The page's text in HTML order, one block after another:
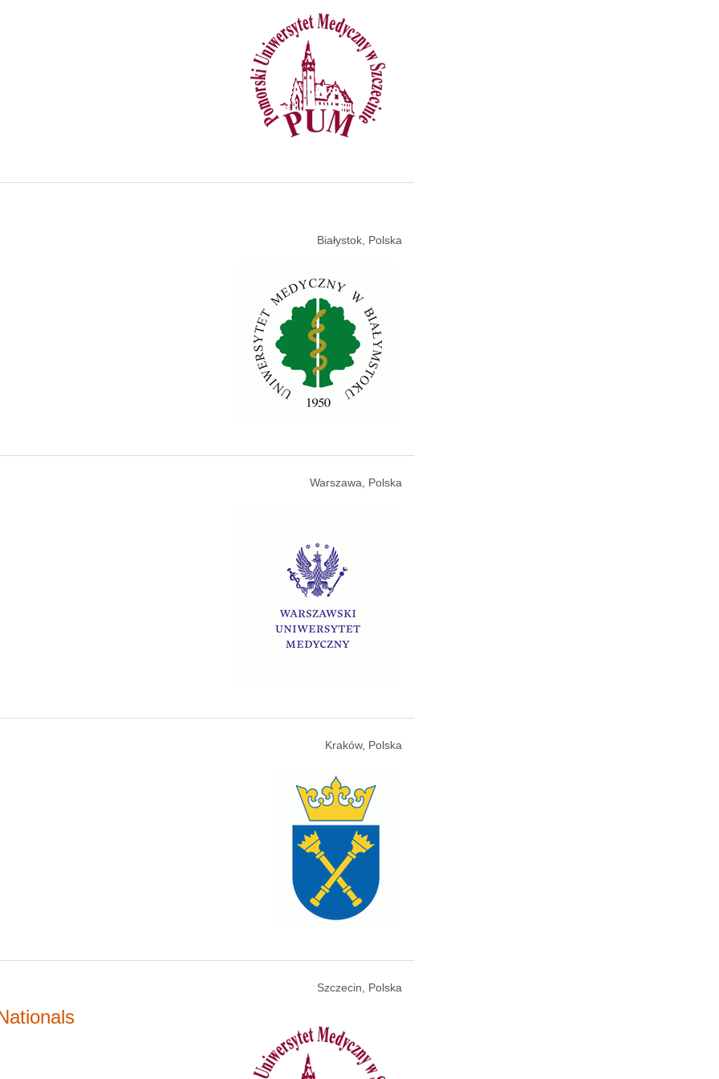
Białystok, Polska
Warszawa, Polska
Kraków, Polska
Szczecin, Polska